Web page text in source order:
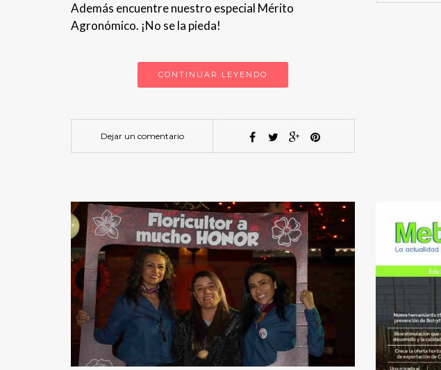
Además encuentre nuestro especial Mérito
Agronómico. ¡No se la pieda!
CONTINUAR LEYENDO
Dejar un comentario